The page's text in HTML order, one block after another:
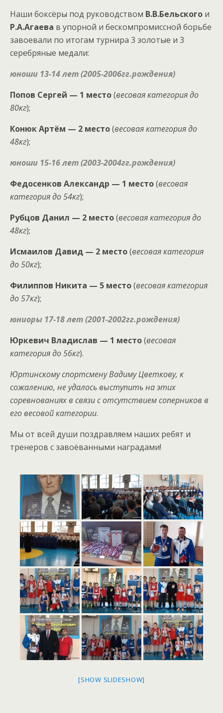
Наши боксёры под руководством В.В.Бельского и
Р.А.Агаева в упорной и бескомпромиссной борьбе
завоевали по итогам турнира 3 золотые и 3
серебряные медали:
юноши 13-14 лет (2005-2006гг.рождения)
Попов Сергей — 1 место(весовая категория до
80кг);
Конюк Артём — 2 место(весовая категория до
48кг);
юноши 15-16 лет (2003-2004гг.рождения)
Федосенков Александр — 1 место(весовая
категория до 54кг);
Рубцов Данил — 2 место(весовая категория до
48кг);
Исмаилов Давид — 2 место(весовая категория
до 50кг);
Филиппов Никита — 5 место(весовая категория
до 57кг);
юниоры 17-18 лет (2001-2002гг.рождения)
Юркевич Владислав — 1 место(весовая
категория до 56кг).
Юртинскому спортсмену Вадиму Цветкову, к
сожалению, не удалось выступить на этих
соревнованиях в связи с отсутствием соперников в
его весовой категории.
Мы от всей души поздравляем наших ребят и
тренеров с завоёванными наградами!
[SHOW SLIDESHOW]